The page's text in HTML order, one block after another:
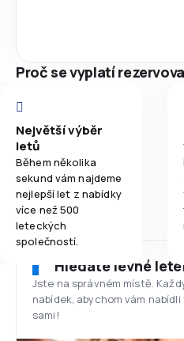
Proč se vyplatí
Největší výběr
letů
Během několika
sekund vám najdeme
nejlepší let z nabídky
více než 500
leteckých
společností.
Hledáte levné
Jste na správném místě.
nabídek, abychom vám
sami!